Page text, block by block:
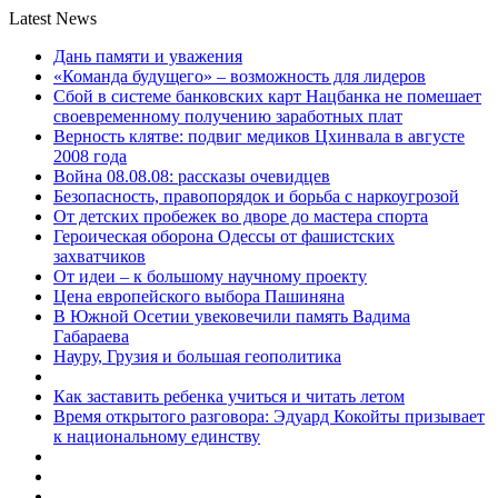
Latest News
Дань памяти и уважения
«Команда будущего» – возможность для лидеров
Сбой в системе банковских карт Нацбанка не помешает
своевременному получению заработных плат
Верность клятве: подвиг медиков Цхинвала в августе
2008 года
Война 08.08.08: рассказы очевидцев
Безопасность, правопорядок и борьба с наркоугрозой
От детских пробежек во дворе до мастера спорта
Героическая оборона Одессы от фашистских
захватчиков
От идеи – к большому научному проекту
Цена европейского выбора Пашиняна
В Южной Осетии увековечили память Вадима
Габараева
Науру, Грузия и большая геополитика
Как заставить ребенка учиться и читать летом
Время открытого разговора: Эдуард Кокойты призывает
к национальному единству